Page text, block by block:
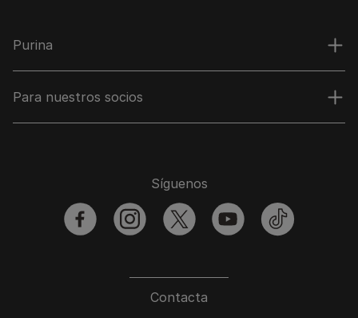
Purina
Para nuestros socios
Contacta
Síguenos
facebookinstagramtwitter youtubetiktok